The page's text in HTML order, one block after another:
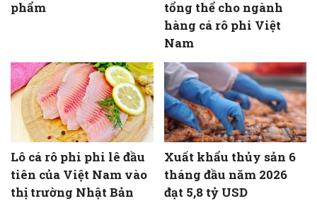
phẩm
tổng thể cho ngành
hàng cá rô phi Việt
Nam
Lô cá rô phi phi lê đầu
tiên của Việt Nam vào
thị trường Nhật Bản
Xuất khẩu thủy sản 6
tháng đầu năm 2026
đạt 5,8 tỷ USD